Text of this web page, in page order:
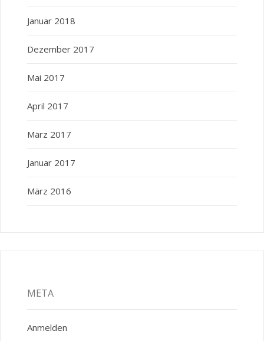
Januar 2018
Dezember 2017
Mai 2017
April 2017
März 2017
Januar 2017
März 2016
META
Anmelden